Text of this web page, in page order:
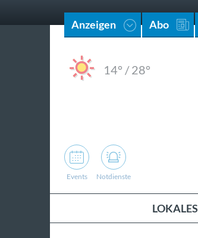
Anzeigen Abo
14° /28°
Events Notdienste
LOKALES